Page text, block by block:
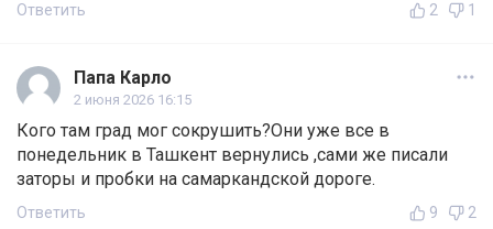
Ответить 2 1
Папа Карло
2 июня 2026 16:15
Кого там град мог сокрушить?Они уже все в
понедельник в Ташкент вернулись ,сами же писали
заторы и пробки на самаркандской дороге.
Ответить 9 2